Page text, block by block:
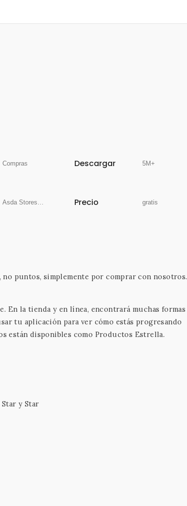
Compras Descargar 5M+
Asda Stores Ltd Precio gratis
no puntos, simplemente por comprar con nosotros.
En la tienda y en línea, encontrará muchas formas
tu aplicación para ver cómo estás progresando
están disponibles como Productos Estrella.
y Star